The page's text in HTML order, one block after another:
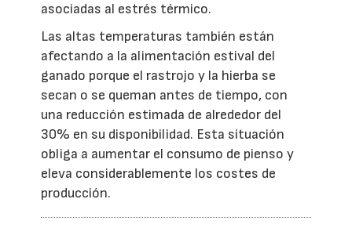
asociadas al estrés térmico.
Las altas temperaturas también están
afectando a la alimentación estival del
ganado porque el rastrojo y la hierba se
secan o se queman antes de tiempo, con
una reducción estimada de alrededor del
30% en su disponibilidad. Esta situación
obliga a aumentar el consumo de pienso y
eleva considerablemente los costes de
producción.